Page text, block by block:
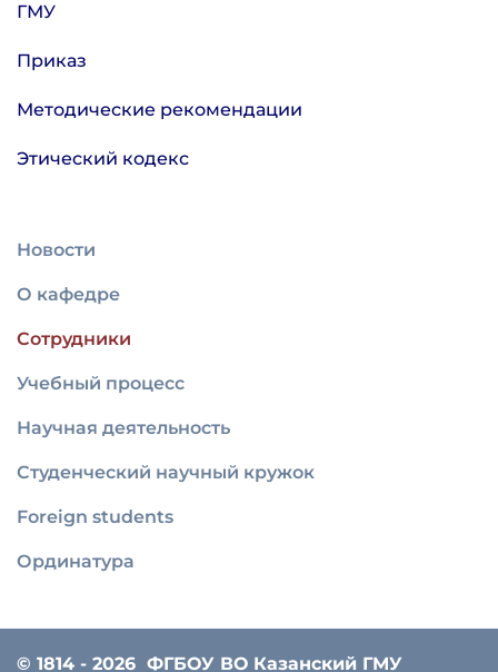
ГМУ
Приказ
Методические рекомендации
Этический кодекс
Новости
О кафедре
Сотрудники
Учебный процесс
Научная деятельность
Студенческий научный кружок
Foreign students
Ординатура
© 1814 - 2026 ФГБОУ ВО Казанский ГМУ